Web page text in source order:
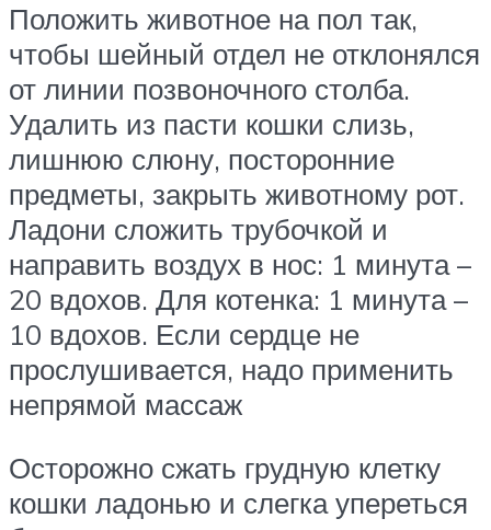
Положить животное на пол так,
чтобы шейный отдел не отклонялся
от линии позвоночного столба.
Удалить из пасти кошки слизь,
лишнюю слюну, посторонние
предметы, закрыть животному рот.
Ладони сложить трубочкой и
направить воздух в нос: 1 минута –
20 вдохов. Для котенка: 1 минута –
10 вдохов. Если сердце не
прослушивается, надо применить
непрямой массаж
Осторожно сжать грудную клетку
кошки ладонью и слегка упереться